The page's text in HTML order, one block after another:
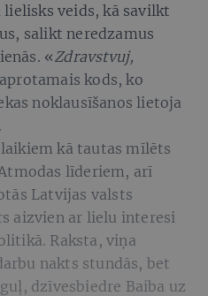
veids, kā savilkt
salikt neredzamus
«Zdravstvuj,
kods, ko
noklausīšanos lietoja
kā tautas mīlēts
līderiem, arī
Latvijas valsts
aizvien ar lielu interesi
Raksta, viņa
nakts stundās, bet
dzīvesbiedre Baiba uz